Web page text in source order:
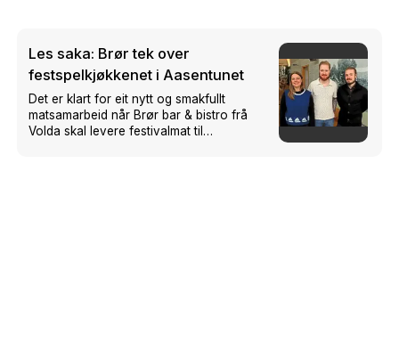
Les saka: Brør tek over
festspelkjøkkenet i Aasentunet
Det er klart for eit nytt og smakfullt
matsamarbeid når Brør bar & bistro frå
Volda skal levere festivalmat til